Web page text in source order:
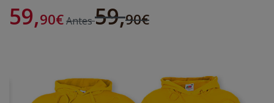
59,90€Antes59,90€